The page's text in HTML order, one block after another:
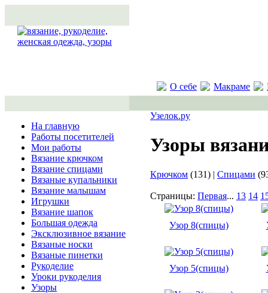
О себе Макраме
На главную
Работы посетителей
Мои работы
Вязание крючком
Вязание спицами
Вязаные купальники
Вязание малышам
Игрушки
Вязание шапок
Большая одежда
Эксклюзивное вязание
Вязаные носки
Вязаные пинетки
Рукоделие
Уроки рукоделия
Узоры
Узелок.ру
Узоры
Крючком (131) | Спицами
Страницы: Первая... 13 14
Узор 8(спицы)
Узор 5(спицы)